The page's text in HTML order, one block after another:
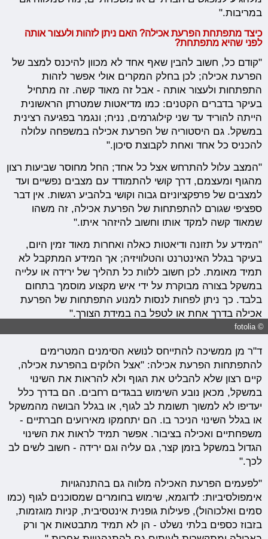
במריבות."
כיצד מתפתחת הפרעת אכילה? האם ניתן לזהות ולעצור אותה
לפני שהיא מתפתחת?
"קודם כל, חשוב להבין שאף אחד לא מכוון להיכנס למצב של
הפרעת אכילה; לכן בחלק המקרים אולי אפשר לזהות
התפתחות ולעצור אותה - אבל זה מאוד קשה. זה מתחיל
בעיקר בדברים הקטנים: כמו מדיאטות שמטרתן הראשונית
הייתה להוריד עד שני קילוגרמים, נניח; ונגמר בפגיעה רצינית
במשקל. גם היסטוריה של הפרעת אכילה במשפחה עלולה
להכניס כל אחד ואחת לקבוצת סיכון."
"המצב עלול להתרחש אצל כל אחד; החל מחוסר שביעות רצון
מהגוף ומעצמם, דרך קושי להתמודד עם מצבים נפשיים ועד
למצבים של פרפקציוניזם גבוה וקושי בלהביע רגשות. אין דבר
ספציפי שגורם להתפתחות של הפרעת אכילה, זה משהו
שמאוד קשה למקד אותו וחשוב להיזהר איתו."
"המידע על תזונה ודיאטות כאלה ואחרות מאוד זמין היום,
בעיקר בגלל האינטרנט והטלוויזיה; אך המידע המתקבל לא
תמיד מאומת. לכן חשוב ללוות כל תהליך של ירידה או עלייה
במשקל בצורה מבוקרת על ידי איש מקצוע מוסמך בתחום
בלבד. כך ניתן לפחות לנסות למנוע התפתחות של הפרעת
אכילה בדרך אחת או לטפל בה במידת הצורך."
© fotolia
ד"ר מן ממשיכה להתייחס לנושא הסימנים המטרימים
להתפתחות הפרעת אכילה: "אצל הלוקים בהפרעת אכילה,
קיים רצון שלא להבליט את הגוף ולא להראות את השינוי
במשקל, מכאן נובע השימוש בבגדים רחבים. הם בדרך כלל
יעדיפו לא למשוך תשומת לב לגוף, או בגלל הבושה מהמשקל
או בגלל השינוי הניכר בו. הם יתחמקו מאירועים חברתיים -
משפחתיים ואכילה בציבור. אפשר תמיד לראות את השינוי
הגדול במשקל בזמן קצר, גם עליה וגם ירידה - חשוב לשים לב
לכך."
"לפעמים הפרעת האכילה מלווה גם בהתנהגויות
אימפולסיביות: לדוגמא, שימוש בחומרים שמסוכנים לגוף (כמו
סמים ואלכוהול), פעילות גופנית אינטסיבית, קניות מוגזמות,
בזבוז כספים בלתי נשלט - הן לא תמיד מתבטאות אך ורק